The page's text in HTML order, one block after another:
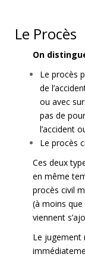
Le Procès
On
Le procès
de
ou avec
pas de
l’accident
Le procès
Ces deux
en même
procès civil
(à moins
viennent
Le jugement